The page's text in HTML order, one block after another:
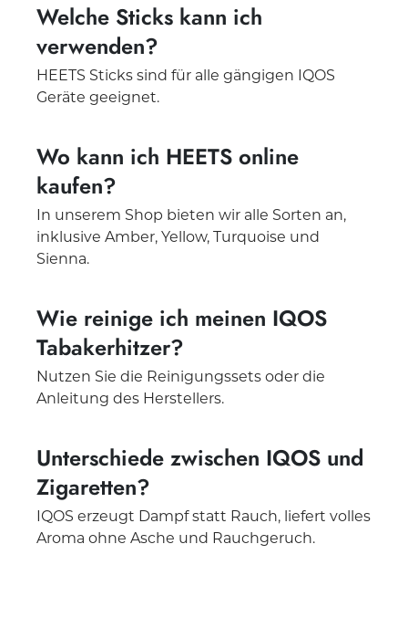
Welche Sticks kann ich
verwenden?
HEETS Sticks sind für alle gängigen IQOS
Geräte geeignet.
Wo kann ich HEETS online
kaufen?
In unserem Shop bieten wir alle Sorten an,
inklusive Amber, Yellow, Turquoise und
Sienna.
Wie reinige ich meinen IQOS
Tabakerhitzer?
Nutzen Sie die Reinigungssets oder die
Anleitung des Herstellers.
Unterschiede zwischen IQOS und
Zigaretten?
IQOS erzeugt Dampf statt Rauch, liefert volles
Aroma ohne Asche und Rauchgeruch.